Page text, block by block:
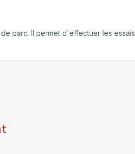
parc. Il permet d'effectuer les essais